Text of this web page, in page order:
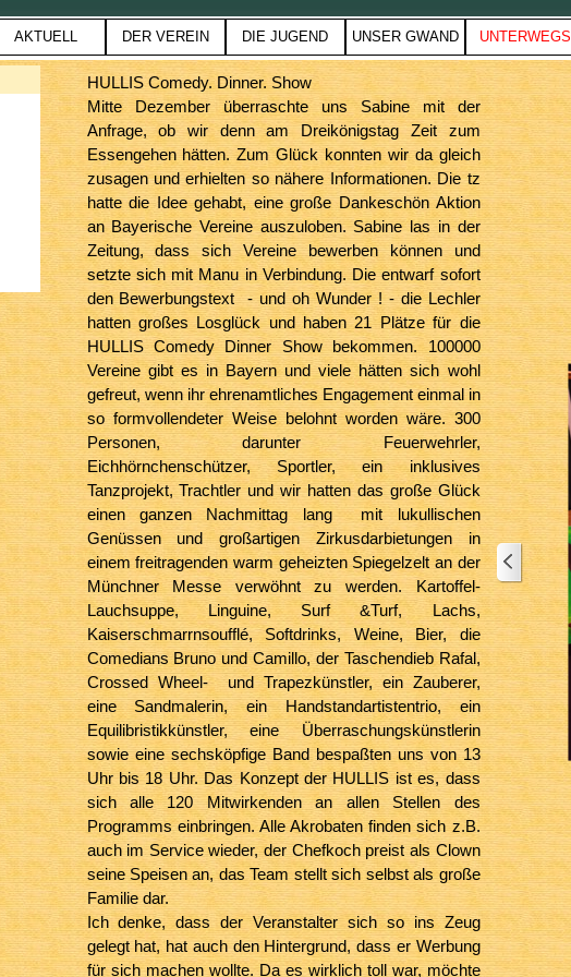
Menü überspringen
AKTUELL ▼
DER VEREIN ▼
DIE JUGEND ▼
UNSER GWAND ▼
UNTERWEGS
HULLIS Comedy. Dinner. Show
Mitte Dezember überraschte uns Sabine mit der
Anfrage, ob wir denn am Dreikönigstag Zeit zum
Essengehen hätten. Zum Glück konnten wir da gleich
zusagen und erhielten so nähere Informationen. Die tz
hatte die Idee gehabt, eine große Dankeschön Aktion
an Bayerische Vereine auszuloben. Sabine las in der
Zeitung, dass sich Vereine bewerben können und
setzte sich mit Manu in Verbindung. Die entwarf sofort
den Bewerbungstext - und oh Wunder ! - die Lechler
hatten großes Losglück und haben 21 Plätze für die
HULLIS Comedy Dinner Show bekommen. 100000
Vereine gibt es in Bayern und viele hätten sich wohl
gefreut, wenn ihr ehrenamtliches Engagement einmal in
so formvollendeter Weise belohnt worden wäre. 300
Personen, darunter Feuerwehrler,
Eichhörnchenschützer, Sportler, ein inklusives
Tanzprojekt, Trachtler und wir hatten das große Glück
einen ganzen Nachmittag lang mit lukullischen
Genüssen und großartigen Zirkusdarbietungen in
einem freitragenden warm geheizten Spiegelzelt an der
Münchner Messe verwöhnt zu werden. Kartoffel-
Lauchsuppe, Linguine, Surf &Turf, Lachs,
Kaiserschmarrnsoufflé, Softdrinks, Weine, Bier, die
Comedians Bruno und Camillo, der Taschendieb Rafal,
Crossed Wheel- und Trapezkünstler, ein Zauberer,
eine Sandmalerin, ein Handstandartistentrio, ein
Equilibristikkünstler, eine Überraschungskünstlerin
sowie eine sechsköpfige Band bespaßten unsvon 13
Uhr bis 18 Uhr. Das Konzept der HULLIS ist es, dass
sich alle 120 Mitwirkenden an allen Stellen des
Programms einbringen. Alle Akrobaten finden sich z.B.
auch im Service wieder, der Chefkoch preist als Clown
seine Speisen an, das Team stellt sich selbst als große
Familie dar.
Ich denke, dass der Veranstalter sich so ins Zeug
gelegt hat, hat auch den Hintergrund, dass er Werbung
für sich machen wollte. Da es wirklich toll war, möchte